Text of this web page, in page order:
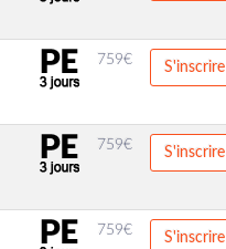
759€ S'inscrire
759€ S'inscrire
759€ S'inscrire